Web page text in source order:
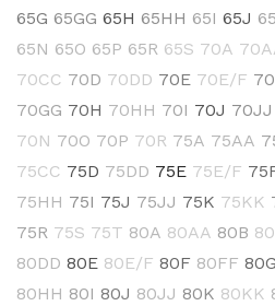
65G 65GG 65H 65HH 65I 65J
65N 65O 65P 65R 65S 70A
70CC 70D 70DD 70E 70E/F
70GG 70H 70HH 70I 70J 70JJ
70N 70O 70P 70R 75A 75AA
75CC 75D 75DD 75E 75E/F
75HH 75I 75J 75JJ 75K 75KK
75R 75S 75T 80A 80AA 80B
80DD 80E 80E/F 80F 80FF 80G
80HH 80I 80J 80JJ 80K 80KK